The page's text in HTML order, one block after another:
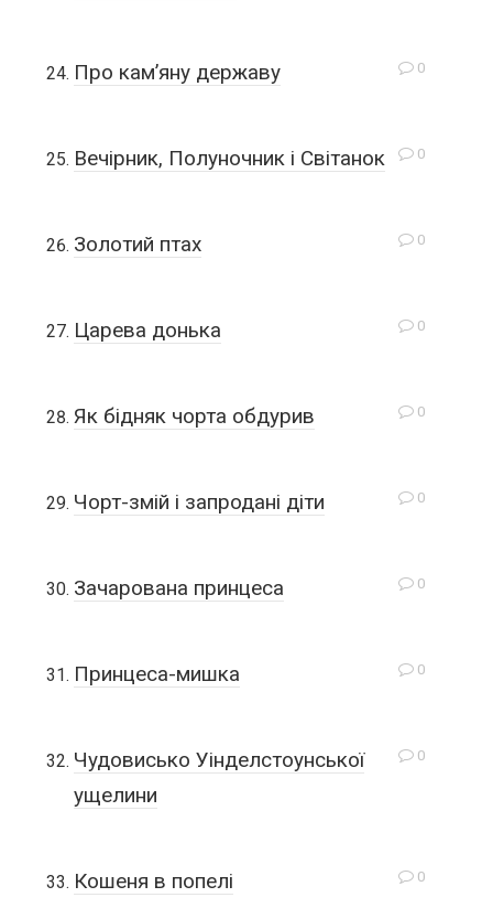
0
Про кам’яну державу
0
Вечірник, Полуночник і Світанок
0
Золотий птах
0
Царева донька
0
Як бідняк чорта обдурив
0
Чорт-змій і запродані діти
0
Зачарована принцеса
0
Принцеса-мишка
0
Чудовисько Уінделстоунської
ущелини
0
Кошеня в попелі